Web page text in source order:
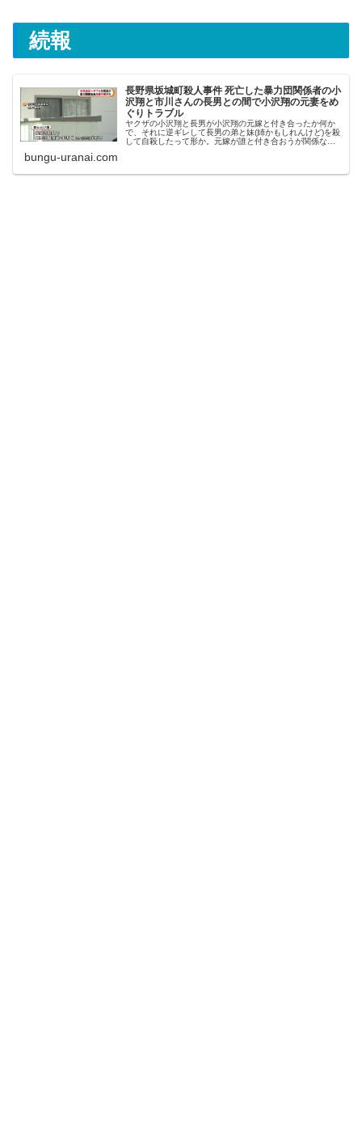
続報
長野県坂城町殺人事件 死亡した暴力団関係者の小
沢翔と市川さんの長男との間で小沢翔の元妻をめ
ぐりトラブル
ヤクザの小沢翔と長男が小沢翔の元嫁と付き合ったか何か
で、それに逆ギレして長男の弟と妹(姉かもしれんけど)を殺
して自殺したって形か。元嫁が誰と付き合おうが関係ない
bungu-uranai.com